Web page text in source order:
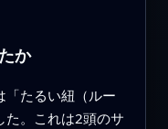
か
「たるい紐（ルー
た。これは2頭のサ